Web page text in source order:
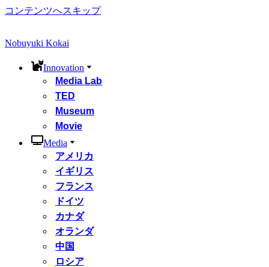
コンテンツへスキップ
Nobuyuki Kokai
Innovation
Media Lab
TED
Museum
Movie
Media
アメリカ
イギリス
フランス
ドイツ
カナダ
オランダ
中国
ロシア